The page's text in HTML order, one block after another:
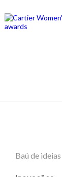
Baú de ideias